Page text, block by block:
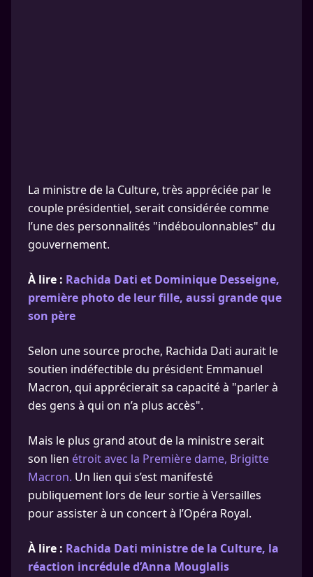
La ministre de la Culture, très appréciée par le
couple présidentiel, serait considérée comme
l’une des personnalités "indéboulonnables" du
gouvernement.
À lire : Rachida Dati et Dominique Desseigne,
première photo de leur fille, aussi grande que
son père
Selon une source proche, Rachida Dati aurait le
soutien indéfectible du président Emmanuel
Macron, qui apprécierait sa capacité à "parler à
des gens à qui on n’a plus accès".
Mais le plus grand atout de la ministre serait
son lien étroit avec la Première dame, Brigitte
Macron. Un lien qui s’est manifesté
publiquement lors de leur sortie à Versailles
pour assister à un concert à l’Opéra Royal.
À lire : Rachida Dati ministre de la Culture, la
réaction incrédule d’Anna Mouglalis